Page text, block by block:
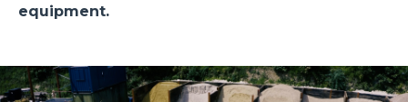
equipment.